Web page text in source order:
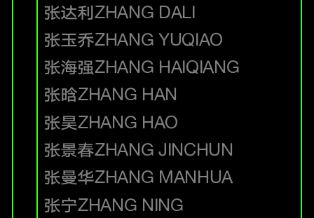
张达利ZHANG DALI
张玉乔ZHANG YUQIAO
张海强ZHANG HAIQIANG
张晗ZHANG HAN
张昊ZHANG HAO
张景春ZHANG JINCHUN
张曼华ZHANG MANHUA
张宁ZHANG NING